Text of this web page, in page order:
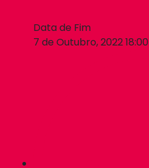
Data de Fim
7 de Outubro, 2022 18:00